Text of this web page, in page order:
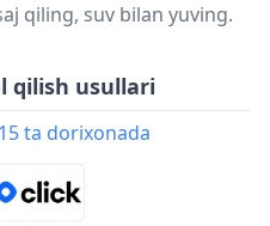
qiling, suv bilan yuving.
qilish usullari
15 ta dorixonada